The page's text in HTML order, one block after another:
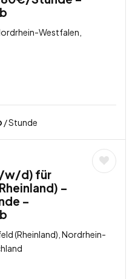
Westfalen,
/ Stunde
w/d) für
–
–
(Rheinland), Nordrhein-